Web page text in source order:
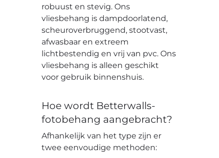
robuust en stevig. Ons
vliesbehang is dampdoorlatend,
scheuroverbruggend, stootvast,
afwasbaar en extreem
lichtbestendig en vrij van pvc. Ons
vliesbehang is alleen geschikt
voor gebruik binnenshuis.
Hoe wordt Betterwalls-
fotobehang aangebracht?
Afhankelijk van het type zijn er
twee eenvoudige methoden: